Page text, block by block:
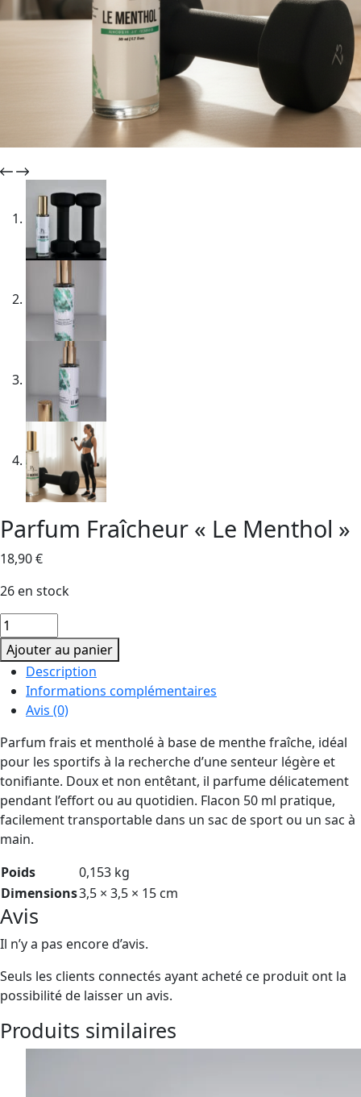
Parfum Fraîcheur « Le Menthol »
18,90€
26 en stock
quantité
de
Parfum
Fraîcheur
"Le
Menthol"
Ajouter au panier
Description
Informations complémentaires
Avis (0)
Parfum frais et mentholé à base de menthe fraîche, idéal
pour les sportifs à la recherche d’une senteur légère et
tonifiante. Doux et non entêtant, il parfume délicatement
pendant l’effort ou au quotidien. Flacon 50 ml pratique,
facilement transportable dans un sac de sport ou un sac à
main.
Poids
0,153 kg
Dimensions3,5 × 3,5 × 15 cm
Avis
Il n’y a pas encore d’avis.
Seuls les clients connectés ayant acheté ce produit ont la
possibilité de laisser un avis.
Produits similaires